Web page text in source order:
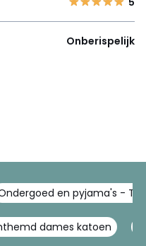
Onberispelijk
en pyjama's -
dames katoen